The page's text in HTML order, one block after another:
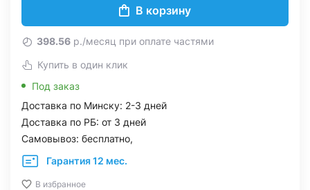
В корзину
398.56 р./месяц при оплате частями
Купить в один клик
Под заказ
Доставка по Минску: 2-3 дней
Доставка по РБ: от 3 дней
Самовывоз: бесплатно,
Гарантия 12 мес.
В избранное